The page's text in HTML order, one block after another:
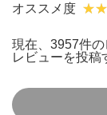
オススメ度
現在、3957件の
レビューを投稿